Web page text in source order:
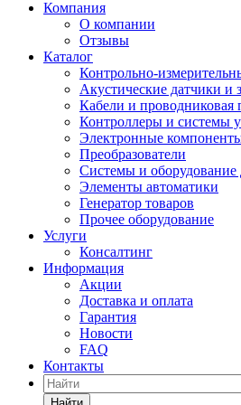
Компания
О компании
Отзывы
Каталог
Контрольно-
Акустические датчики и
Кабели и проводниковая
Контроллеры и системы
Электронные
Преобразователи
Системы и оборудование
Элементы автоматики
Генератор товаров
Прочее оборудование
Услуги
Консалтинг
Информация
Акции
Доставка и оплата
Гарантия
Новости
FAQ
Контакты